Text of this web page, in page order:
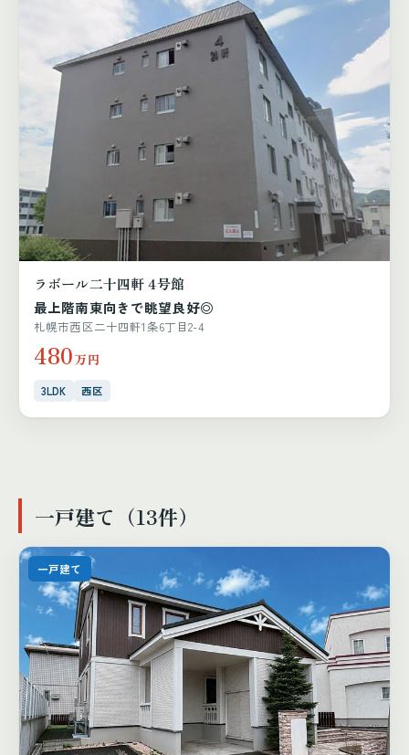
ラボール二十四軒 4号館
最上階南東向きで眺望良好◎
札幌市西区二十四軒1条6丁目2-4
480万円
3LDK 西区
一戸建て（13件）
一戸建て